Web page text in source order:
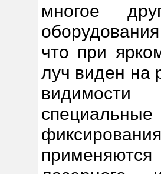
многое
что при
луч виден на